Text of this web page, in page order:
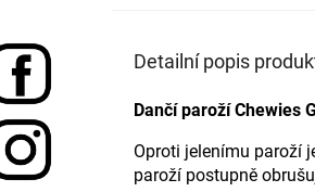
Detailní popis
Dančí parožíChewies
Oproti jelenímu paroží
paroží postupně